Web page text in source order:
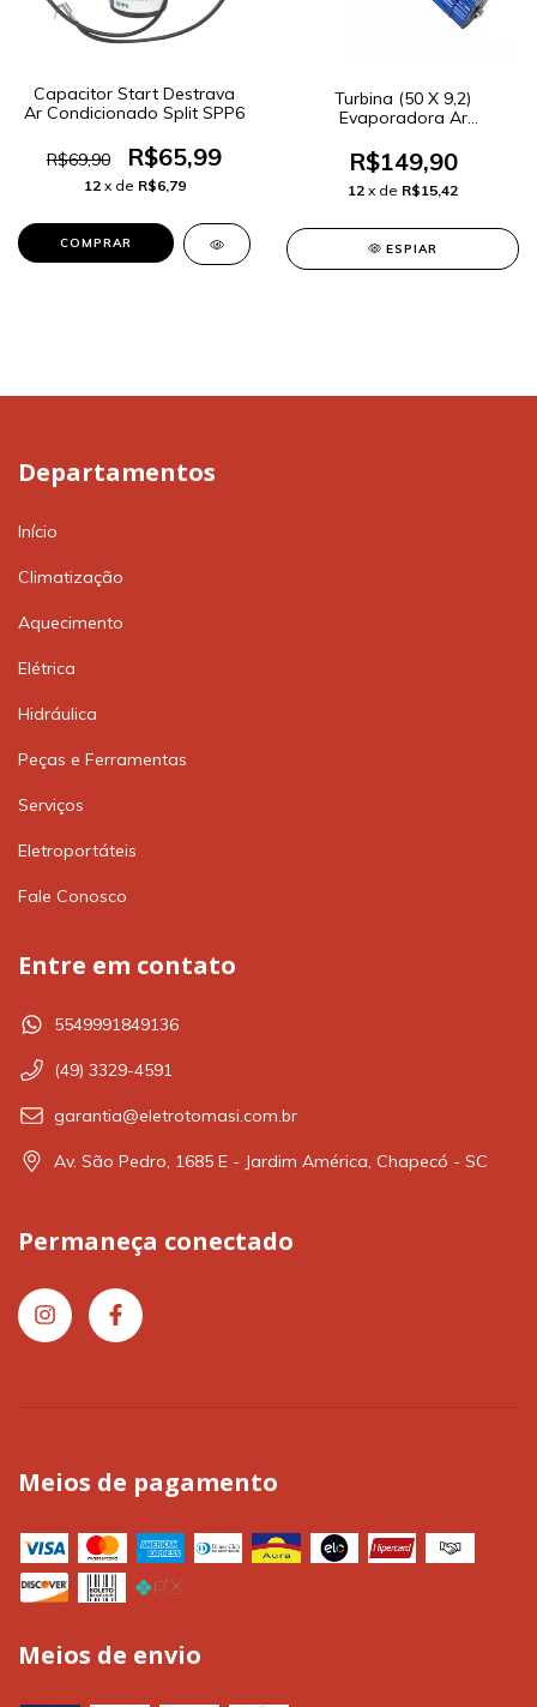
Capacitor Start Destrava
Ar Condicionado Split SPP6
R$69,90 R$65,99
12 x de R$6,79
Turbina (50 X 9,2)
Evaporadora Ar
R$149,90
12 x de R$15,42
ESPIAR
Departamentos
Início
Climatização
Aquecimento
Elétrica
Hidráulica
Peças e Ferramentas
Serviços
Eletroportáteis
Fale Conosco
Entre em contato
5549991849136
(49) 3329-4591
garantia@eletrotomasi.com.br
Av. São Pedro, 1685 E - Jardim América, Chapecó - SC
Permaneça conectado
Meios de pagamento
Meios de envio